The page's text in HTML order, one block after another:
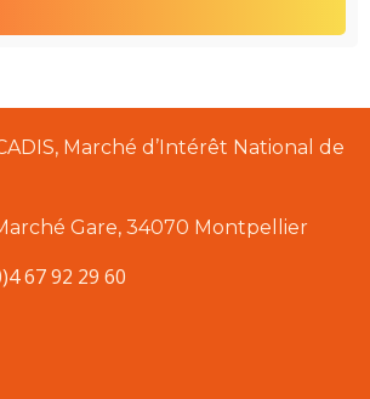
Marché d’Intérêt National de
Gare, 34070 Montpellier
67 92 29 60